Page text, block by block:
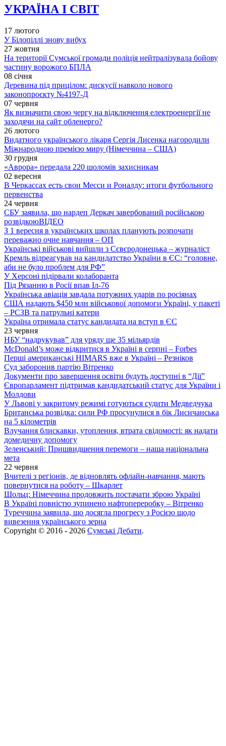
УКРАЇНА І СВІТ
17 лютого
У Білопіллі знову вибух
27 жовтня
На території Сумської громади поліція нейтралізувала бойову
частину ворожого БПЛА
08 січня
Деревина під прицілом: дискусії навколо нового
законопроєкту №4197-Д
07 червня
Як визначити свою чергу на відключення електроенергії не
заходячи на сайт обленерго?
26 лютого
Видатного українського лікаря Сергія Лисенка нагородили
Міжнародною премією миру (Німеччина – США)
30 грудня
«Аврора» передала 220 шоломів захисникам
02 вересня
В Черкассах есть свои Месси и Роналду: итоги футбольного
первенства
24 червня
СБУ заявила, що нардеп Деркач завербований російською
розвідкоюВІДЕО
З 1 вересня в українських школах планують розпочати
переважно очне навчання – ОП
Українські військові вийшли з Сєвєродонецька – журналіст
Кремль відреагував на кандидатство України в ЄС: “головне,
аби не було проблем для РФ”
У Херсоні підірвали колаборанта
Під Рязанню в Росії впав Іл-76
Українська авіація завдала потужних ударів по росіянах
США надають $450 млн військової допомоги Україні, у пакеті
– РСЗВ та патрульні катери
Україна отримала статус кандидата на вступ в ЄС
23 червня
НБУ “надрукував” для уряду ще 35 мільярдів
McDonald’s може відкритися в Україні в серпні – Forbes
Перші американські HIMARS вже в Україні – Резніков
Суд заборонив партію Вітренко
Документи про завершення освіти будуть доступні в “Дії”
Європарламент підтримав кандидатський статус для України і
Молдови
У Львові у закритому режимі готуються судити Медведчука
Британська розвідка: сили РФ просунулися в бік Лисичанська
на 5 кілометрів
Влучання блискавки, утоплення, втрата свідомості: як надати
домедичну допомогу
Зеленський: Пришвидшення перемоги – наша національна
мета
22 червня
Вчителі з регіонів, де відновлять офлайн-навчання, мають
повернутися на роботу – Шкарлет
Шольц: Німеччина продовжить постачати зброю Україні
В Україні повністю зупинено нафтопереробку – Вітренко
Туреччина заявила, що досягла прогресу з Росією щодо
вивезення українського зерна
Copyright © 2016 - 2026 Сумські Дебати.